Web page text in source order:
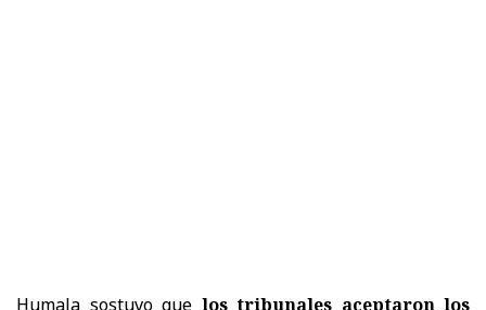
Humala sostuvo que los tribunales aceptaron los